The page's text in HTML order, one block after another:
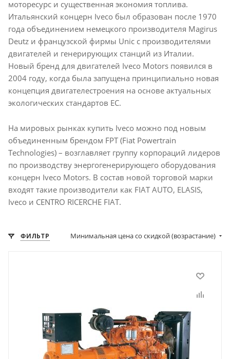
моторесурс и существенная экономия топлива.
Итальянский концерн Iveco был образован после 1970
года объединением немецкого производителя Magirus
Deutz и французской фирмы Unic с производителями
двигателей и генерирующих станций из Италии.
Новый бренд для двигателей Iveco Motors появился в
2004 году, когда была запущена принципиально новая
концепция двигателестроения на основе актуальных
экологических стандартов ЕС.
На мировых рынках купить Iveco можно под новым
объединенным брендом FPT (Fiat Powertrain
Technologies) – возглавляет группу корпораций лидеров
по производству энергогенерирующего оборудования
концерн Iveco Motors. В состав новой торговой марки
входят такие производители как FIAT AUTO, ELASIS,
Iveco и CENTRO RICERCHE FIAT.
ФИЛЬТР Минимальная цена со скидкой (возрастание)